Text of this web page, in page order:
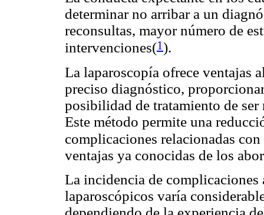
determinar no arribar a un
reconsultas, mayor número de
intervenciones(1).
La laparoscopía ofrece ventajas
preciso diagnóstico,
posibilidad de tratamiento de
Este método permite una
complicaciones relacionadas
ventajas ya conocidas de los
La incidencia de
laparoscópicos varía